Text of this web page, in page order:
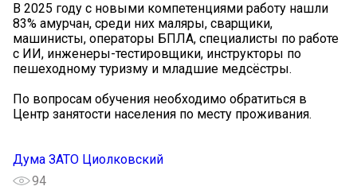
В 2025 году с новыми компетенциями работу нашли
83% амурчан, среди них маляры, сварщики,
машинисты, операторы БПЛА, специалисты по работе
с ИИ, инженеры-тестировщики, инструкторы по
пешеходному туризму и младшие медсёстры.
По вопросам обучения необходимо обратиться в
Центр занятости населения по месту проживания.
Дума ЗАТО Циолковский
94